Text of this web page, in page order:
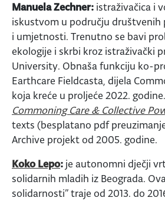
Manuela Zechner: istraživačica i
iskustvom u području društvenih
i umjetnosti. Trenutno se bavi
ekologije i skrbi kroz istraživački
University. Obnaša funkciju ko-
Earthcare Fieldcasta, dijela
koja kreće u proljeće 2022.
Commoning Care & Collective
texts (besplatano pdf
Archive projekt od 2005. godine.
Koko Lepo: je autonomni dječji
solidarnih mladih iz Beograda.
solidarnosti” traje od 2013. do